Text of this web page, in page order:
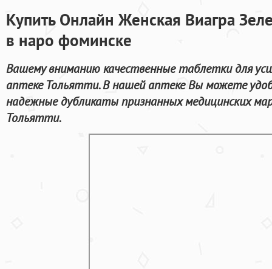
Купить Онлайн Женская Виагра
в наро фоминске
Вашему вниманию качественные таблетки для
аптеке Тольятти. В нашей аптеке Вы можете
надежные дубликаты признанных медицинских
Тольятти.